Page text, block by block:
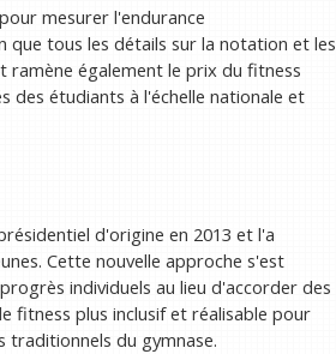
mesurer l'endurance
que tous les détails sur la notation et les
ramène également le prix du fitness
des étudiants à l'échelle nationale et
d'origine en 2013 et l'a
Cette nouvelle approche s'est
individuels au lieu d'accorder des
fitness plus inclusif et réalisable pour
traditionnels du gymnase.